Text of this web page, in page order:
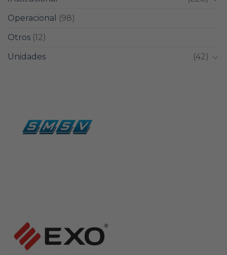
Operacional
(98)
Otros (12)
Unidades
(42)